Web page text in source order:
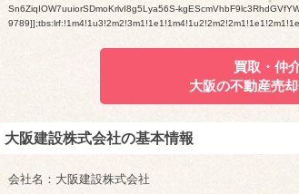
Sn6ZiqIOW7uuiorSDmoKrlvI8g5Lya56S-
買取・仲
大阪の不動産売
大阪建設株式会社の基本情報
会社名：大阪建設株式会社